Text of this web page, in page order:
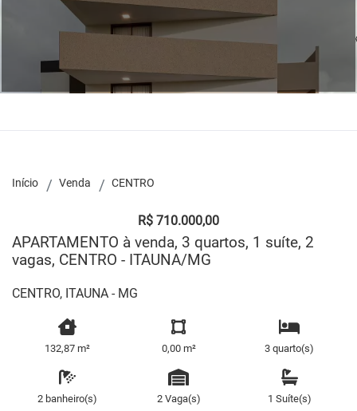
Início Venda CENTRO
R$ 710.000,00
APARTAMENTO à venda, 3 quartos, 1 suíte, 2
vagas, CENTRO - ITAUNA/MG
CENTRO, ITAUNA - MG
132,87 m² 0,00 m² 3 quarto(s)
2 banheiro(s) 2 Vaga(s) 1 Suíte(s)